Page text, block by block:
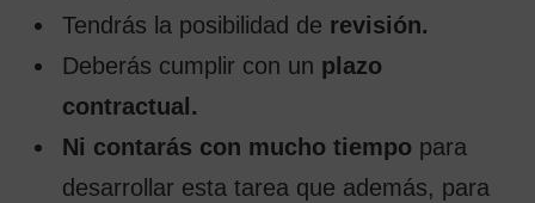
Tendrás la posibilidad de revisión.
Deberás cumplir con un plazo
contractual.
Ni contarás con mucho tiempopara
desarrollar esta tarea que además, para